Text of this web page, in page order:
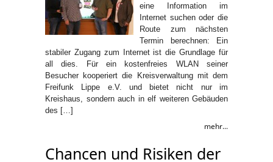
eine Information im
Internet suchen oder die
Route zum nächsten
Termin berechnen: Ein
stabiler Zugang zum Internet ist die Grundlage für
all dies. Für ein kostenfreies WLAN seiner
Besucher kooperiert die Kreisverwaltung mit dem
Freifunk Lippe e.V. und bietet nicht nur im
Kreishaus, sondern auch in elf weiteren Gebäuden
des […]
mehr...
Chancen und Risiken der